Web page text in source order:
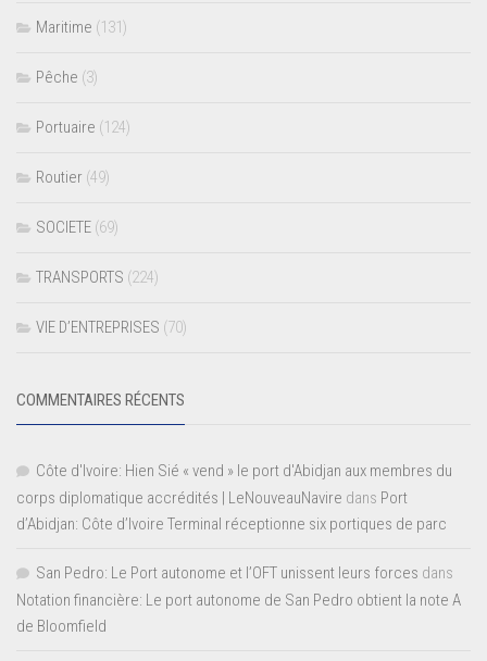
Maritime (131)
Pêche (3)
Portuaire (124)
Routier (49)
SOCIETE (69)
TRANSPORTS (224)
VIE D’ENTREPRISES (70)
COMMENTAIRES RÉCENTS
Côte d'Ivoire: Hien Sié « vend » le port d'Abidjan aux membres du
corps diplomatique accrédités | LeNouveauNavire dans Port
d’Abidjan: Côte d’Ivoire Terminal réceptionne six portiques de parc
San Pedro: Le Port autonome et l’OFT unissent leurs forces dans
Notation financière: Le port autonome de San Pedro obtient la note A
de Bloomfield